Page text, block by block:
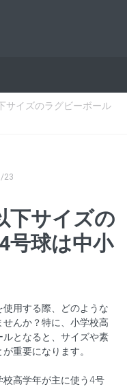
サイズのラグビーボール
23
下サイズの
号球は中小
用する際、どのような
んか？特に、小学校高
となると、サイズや素
重要になります。
高学年が主に使う4号